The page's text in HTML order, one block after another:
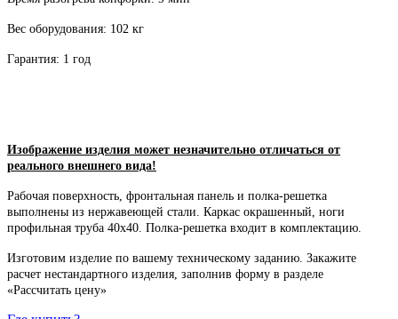
Вес оборудования: 102 кг
Гарантия: 1 год
Изображение изделия может незначительно отличаться от
реального внешнего вида!
Рабочая поверхность, фронтальная панель и полка-решетка
выполнены из нержавеющей стали. Каркас окрашенный, ноги
профильная труба 40х40. Полка-решетка входит в комплектацию.
Изготовим изделие по вашему техническому заданию. Закажите
расчет нестандартного изделия, заполнив форму в разделе
«Рассчитать цену»